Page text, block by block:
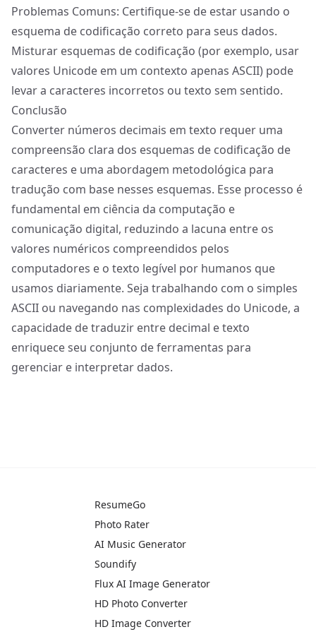
Problemas Comuns: Certifique-se de estar usando o
esquema de codificação correto para seus dados.
Misturar esquemas de codificação (por exemplo, usar
valores Unicode em um contexto apenas ASCII) pode
levar a caracteres incorretos ou texto sem sentido.
Conclusão
Converter números decimais em texto requer uma
compreensão clara dos esquemas de codificação de
caracteres e uma abordagem metodológica para
tradução com base nesses esquemas. Esse processo é
fundamental em ciência da computação e
comunicação digital, reduzindo a lacuna entre os
valores numéricos compreendidos pelos
computadores e o texto legível por humanos que
usamos diariamente. Seja trabalhando com o simples
ASCII ou navegando nas complexidades do Unicode, a
capacidade de traduzir entre decimal e texto
enriquece seu conjunto de ferramentas para
gerenciar e interpretar dados.
ResumeGo
Photo Rater
AI Music Generator
Soundify
Flux AI Image Generator
HD Photo Converter
HD Image Converter